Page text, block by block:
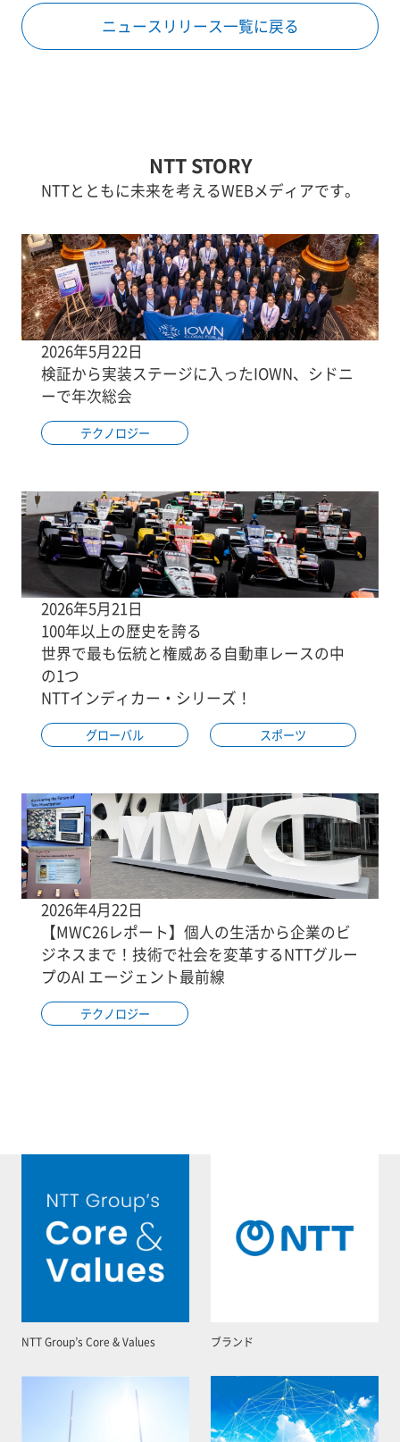
ニュースリリース一覧に戻る
NTT STORY
NTTとともに未来を考えるWEBメディアです。
2026年5月22日
検証から実装ステージに入ったIOWN、シドニ
ーで年次総会
テクノロジー
2026年5月21日
100年以上の歴史を誇る
世界で最も伝統と権威ある自動車レースの中
の1つ
NTTインディカー・シリーズ！
グローバル スポーツ
2026年4月22日
【MWC26レポート】個人の生活から企業のビ
ジネスまで！技術で社会を変革するNTTグルー
プのAI エージェント最前線
テクノロジー
NTT Group’s Core & Values ブランド